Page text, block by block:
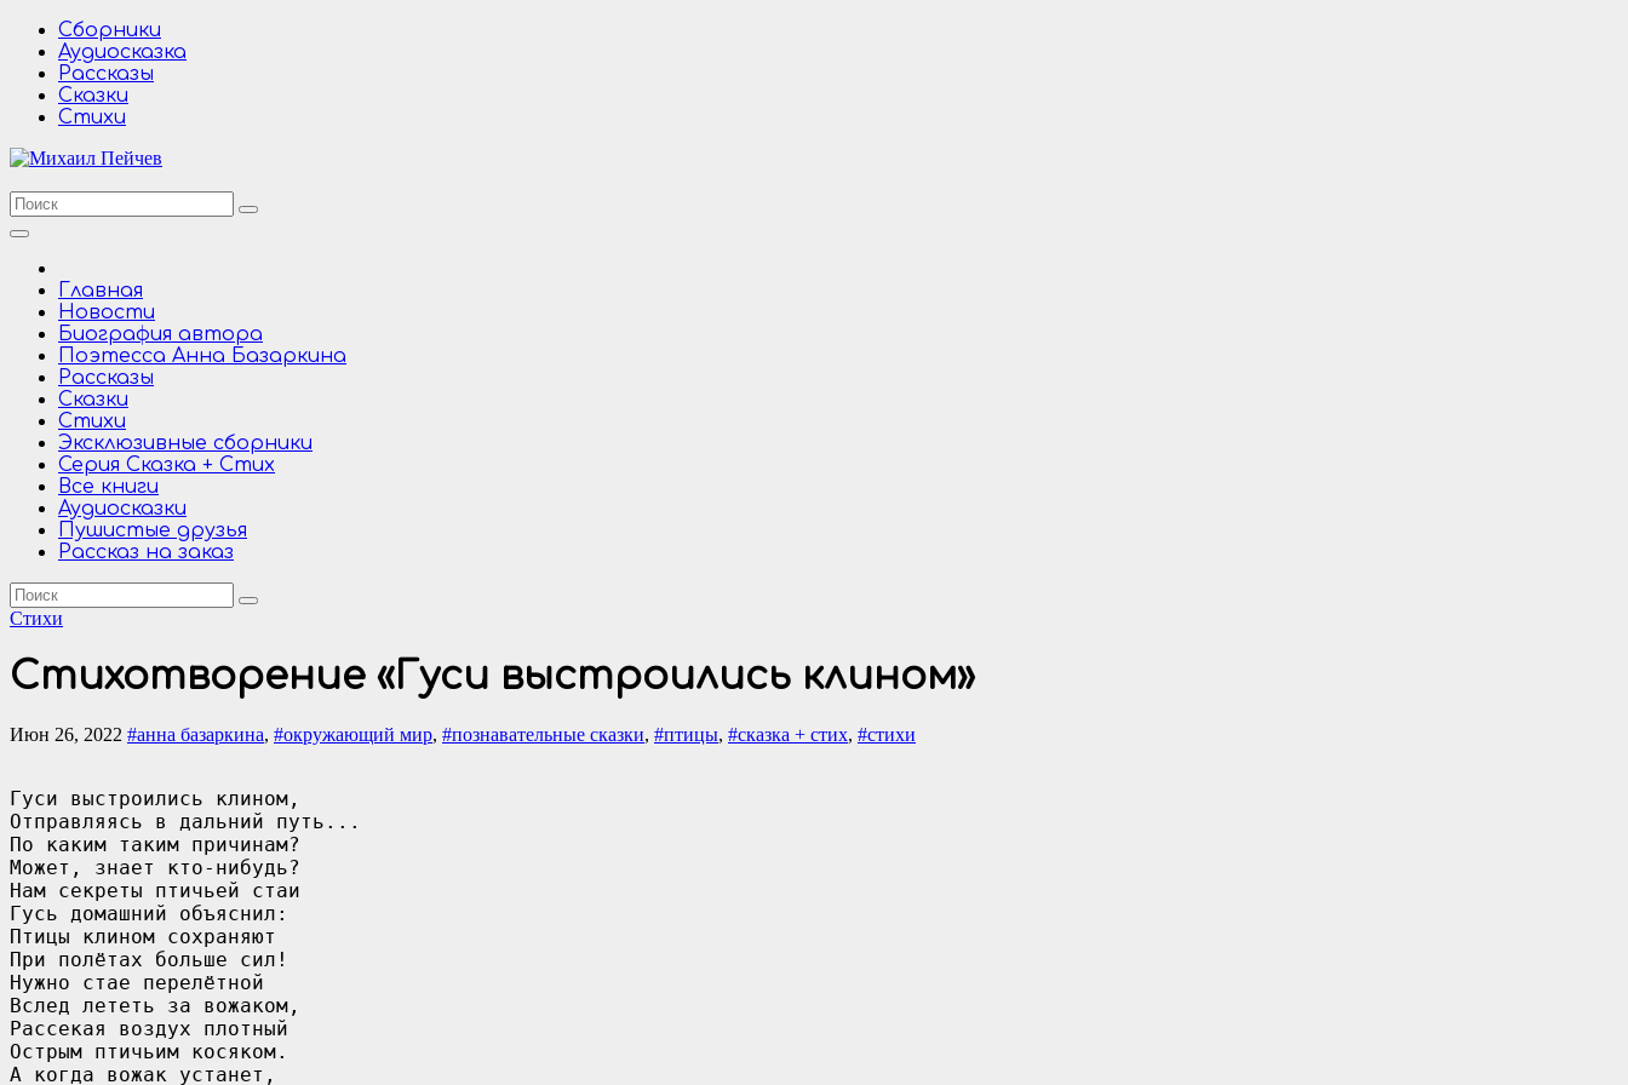
Перейти
содержимому
Сборники
Аудиосказка
Рассказы
Сказки
Стихи
Главная
Новости
Биография автора
Поэтесса Анна Базаркина
Рассказы
Сказки
Стихи
Эксклюзивные сборники
Серия Сказка + Стих
Все книги
Аудиосказки
Пушистые друзья
Рассказ на заказ
Стихи
Стихотворение «Гуси выстроились клином»
Июн 26, 2022 #анна базаркина, #окружающий мир, #познавательные сказки, #птицы, #сказка + стих, #стихи
Гуси выстроились клином,
Отправляясь в дальний путь...
По каким таким причинам?
Может, знает кто-нибудь?
Нам секреты птичьей стаи
Гусь домашний объяснил:
Птицы клином сохраняют
При полётах больше сил!
Нужно стае перелётной
Вслед лететь за вожаком,
Рассекая воздух плотный
Острым птичьим косяком.
А когда вожак устанет,